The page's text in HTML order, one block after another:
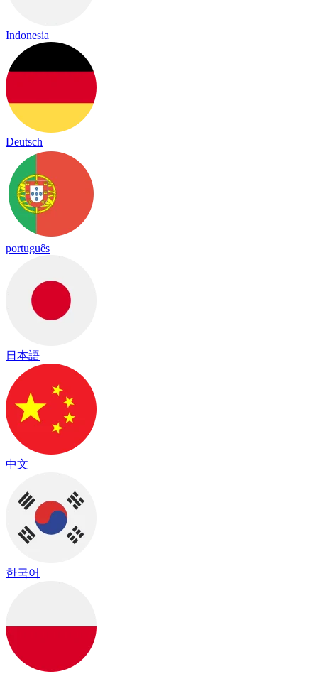
Indonesia
Deutsch
português
日本語
中文
한국어